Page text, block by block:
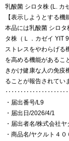
乳酸菌 シロタ株 (L. カ
【表示しようとする機
本品には乳酸菌 シロ
タ株（Ｌ．カゼイ YIT
ストレスをやわらげる
を高める機能があるこ
きかけ健康な人の免疫
ることが報告されてい
・届出番号/L9
・届出日/2026/4/1
・届出者名/株式会社
・商品名/ヤクルト４